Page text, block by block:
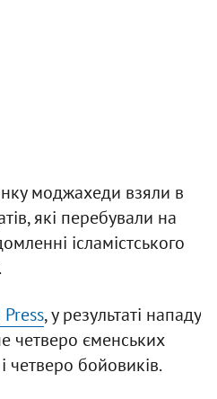
моджахеди взяли в
які перебували на
ісламістського
, у результаті нападу
четверо єменських
четверо бойовиків.